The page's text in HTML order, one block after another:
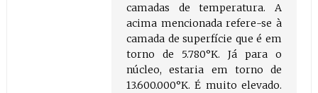
camadas de temperatura. A
acima mencionada refere-se à
camada de superfície que é em
torno de 5.780°K. Já para o
núcleo, estaria em torno de
13.600.000°K. É muito elevado.